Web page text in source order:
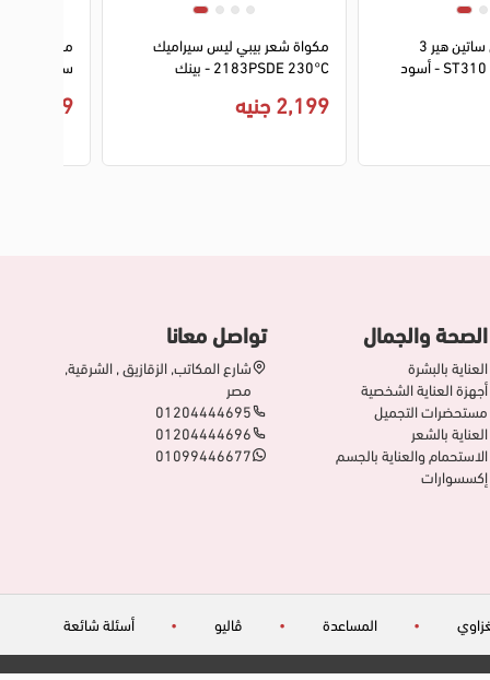
مكواة فرد
2,599 جنيه
مكواة شعر بيبي ليس سيراميك
2183PSDE 230°C - بينك
2,199 جنيه
مكواة شعر براون ساتين هير 3
1 2 1
الصحة والجمال
العناية بالبشرة
أجهزة العناية الشخصية
مستحضرات التجميل
العناية بالشعر
الاستحمام والعناية بالجسم
إكسسوارات
تواصل معانا
شارع المكاتب, الزقازيق , الشرقية,
مصر
01204444695
01204444696
01099446677
• المساعدة • ڤاليو • أسئلة شائعة